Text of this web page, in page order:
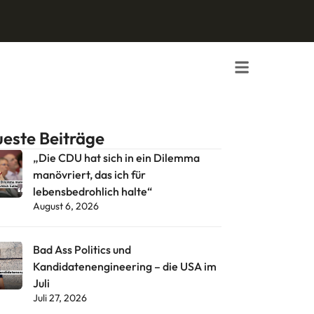
Beiträge
„Die CDU hat sich in ein Dilemma
manövriert, das ich für
lebensbedrohlich halte“
August 6, 2026
Bad Ass Politics und
Kandidatenengineering – die USA im
Juli
Juli 27, 2026